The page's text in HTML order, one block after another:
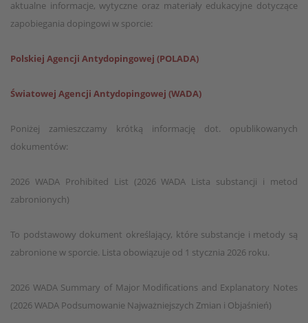
aktualne informacje, wytyczne oraz materiały edukacyjne dotyczące
zapobiegania dopingowi w sporcie:
Polskiej Agencji Antydopingowej (POLADA)
Światowej Agencji Antydopingowej (WADA)
Poniżej zamieszczamy krótką informację dot. opublikowanych
dokumentów:
2026 WADA Prohibited List (2026 WADA Lista substancji i metod
zabronionych)
To podstawowy dokument określający, które substancje i metody są
zabronione w sporcie. Lista obowiązuje od 1 stycznia 2026 roku.
2026 WADA Summary of Major Modifications and Explanatory Notes
(2026 WADA Podsumowanie Najważniejszych Zmian i Objaśnień)